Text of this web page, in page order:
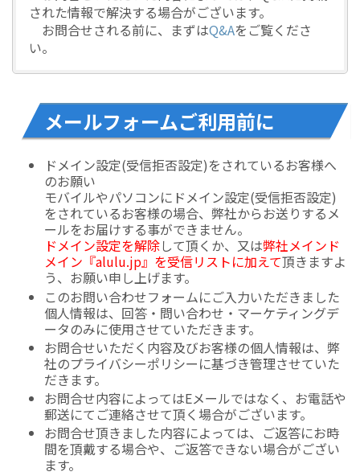
された情報で解決する場合がございます。
お問合せされる前に、まずはQ&Aをご覧くださ
い。
メールフォームご利用前に
ドメイン設定(受信拒否設定)をされているお客様へ
のお願い
モバイルやパソコンにドメイン設定(受信拒否設定)
をされているお客様の場合、弊社からお送りするメ
ールをお届けする事ができません。
ドメイン設定を解除して頂くか、又は弊社メインド
メイン『alulu.jp』を受信リストに加えて頂きますよ
う、お願い申し上げます。
このお問い合わせフォームにご入力いただきました
個人情報は、回答・問い合わせ・マーケティングデ
ータのみに使用させていただきます。
お問合せいただく内容及びお客様の個人情報は、弊
社のプライバシーポリシーに基づき管理させていた
だきます。
お問合せ内容によってはEメールではなく、お電話や
郵送にてご連絡させて頂く場合がございます。
お問合せ頂きました内容によっては、ご返答にお時
間を頂戴する場合や、ご返答できない場合がござい
ます。